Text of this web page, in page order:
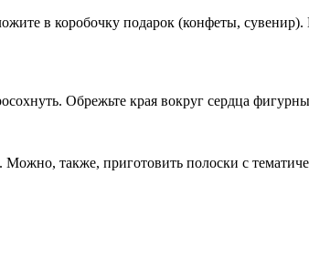
в коробочку подарок (конфеты,
Обрежьте края вокруг сердца
также, приготовить полоски с